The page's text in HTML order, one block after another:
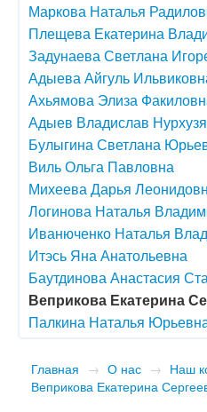
Маркова Наталья
Плещева Екатерина
Задунаева Светлана
Адыева Айгуль
Ахьямова Элиза
Адыев Владислав
Булыгина Светлана
Виль Ольга Павловна
Михеева Дарья
Логинова Наталья
Иванюченко Наталья
Итэсь Яна Анатольевна
Баутдинова Анастасия
Веприкова Екатерина
Палкина Наталья
Главная → О нас → Наш
Веприкова Екатерина